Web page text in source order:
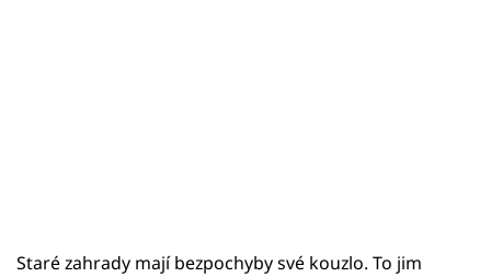
Staré zahrady mají bezpochyby své kouzlo. To jim